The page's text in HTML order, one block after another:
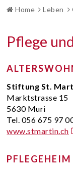
Home Leben
Pflege
Stiftung St.
Marktstrasse 15
5630 Muri
Tel. 056 675 97
www.stmartin.ch
PFLEGEHEIM